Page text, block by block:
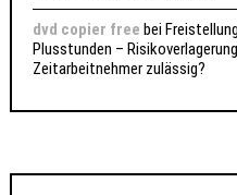
dvd copier free bei
Plusstunden –
Zeitarbeitnehmer zulässig?